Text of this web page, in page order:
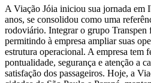
A Viação Jóia iniciou sua jornada em
anos, se consolidou como uma
rodoviário. Integrar o grupo Transpen
permitindo à empresa ampliar suas
estrutura operacional. A empresa tem
pontualidade, segurança e atenção a
satisfação dos passageiros. Hoje, a